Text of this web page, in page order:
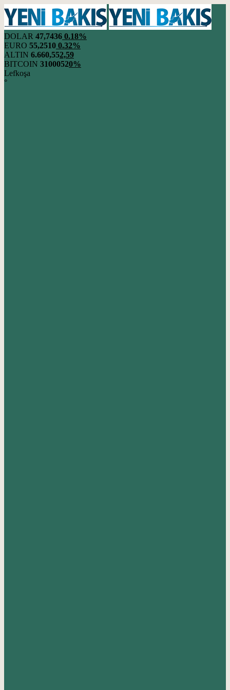
DOLAR 47,7436 0.18%
EURO 55,2510 0.32%
ALTIN 6.660,552,59
BITCOIN 31000520%
Lefkoşa
°